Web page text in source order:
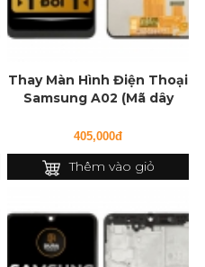
Thay Màn Hình Điện Thoại
Samsung A02 (Mã dây
405,000đ
Thêm vào giỏ